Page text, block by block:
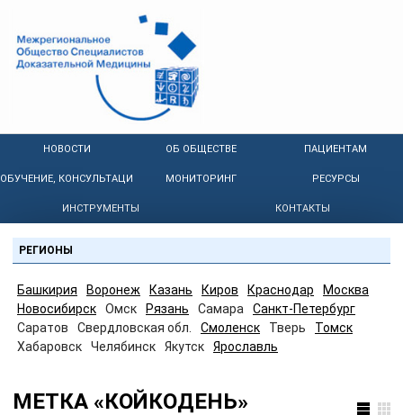
НОВОСТИ ОБ ОБЩЕСТВЕ ПАЦИЕНТАМ
ОБУЧЕНИЕ, КОНСУЛЬТАЦИИ МОНИТОРИНГ РЕСУРСЫ
ИНСТРУМЕНТЫ КОНТАКТЫ
РЕГИОНЫ
Башкирия Воронеж Казань Киров Краснодар
Москва
Новосибирск
Омск Рязань Самара
Санкт-Петербург
Саратов
Свердловская обл. Смоленск Тверь
Томск
Хабаровск
Челябинск Якутск Ярославль
МЕТКА «КОЙКОДЕНЬ»